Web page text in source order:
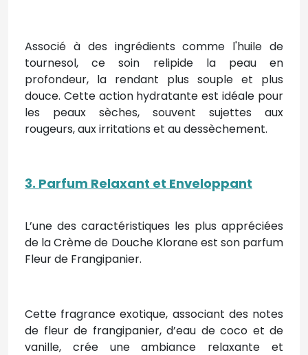
Associé à des ingrédients comme l'huile de
tournesol, ce soin relipide la peau en
profondeur, la rendant plus souple et plus
douce. Cette action hydratante est idéale pour
les peaux sèches, souvent sujettes aux
rougeurs, aux irritations et au dessèchement.
3. Parfum Relaxant et Enveloppant
L’une des caractéristiques les plus appréciées
de la Crème de Douche Klorane est son parfum
Fleur de Frangipanier.
Cette fragrance exotique, associant des notes
de fleur de frangipanier, d’eau de coco et de
vanille, crée une ambiance relaxante et